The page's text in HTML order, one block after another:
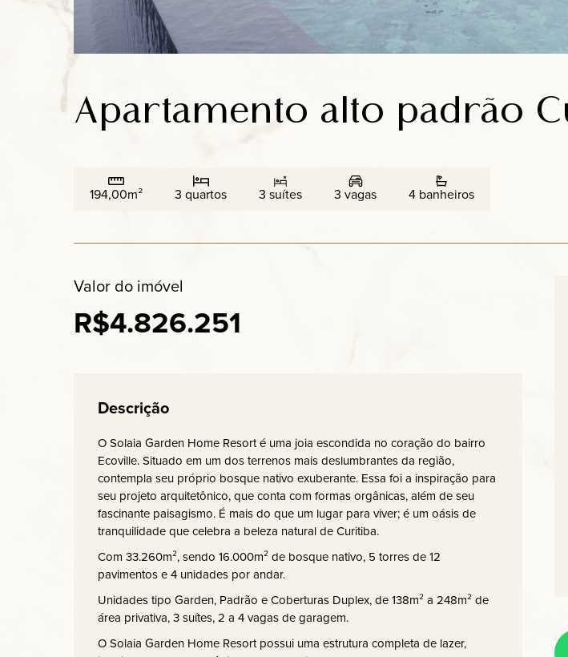
Apartamento alto padrão
194,00m² 3 quartos 3 suítes 3 vagas 4 banheiros
Valor do imóvel
R$4.826.251
Descrição
O Solaia Garden Home Resort é uma joia escondida no coração do bairro
Ecoville. Situado em um dos terrenos mais deslumbrantes da região,
contempla seu próprio bosque nativo exuberante. Essa foi a inspiração para
seu projeto arquitetônico, que conta com formas orgânicas, além de seu
fascinante paisagismo. É mais do que um lugar para viver; é um oásis de
tranquilidade que celebra a beleza natural de Curitiba.
Com 33.260m², sendo 16.000m² de bosque nativo, 5 torres de 12
pavimentos e 4 unidades por andar.
Unidades tipo Garden, Padrão e Coberturas Duplex, de 138m² a 248m² de
área privativa, 3 suítes, 2 a 4 vagas de garagem.
O Solaia Garden Home Resort possui uma estrutura completa de lazer,